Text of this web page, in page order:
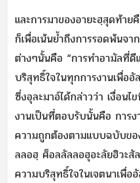
และการมาของอายะฮฺสุดท้าย
ก็เพื่อเน้นย้ำถึงการรอดพ้นจ
ต่างๆนั้นคือ “การทำอามัลที่ดี
บริสุทธิ์ใจในทุกการงานเพื่ออั
ซึ่งอุละมาอ์ได้กล่าวว่า เงื่อนไ
งานเป็นที่ตอบรับนั้นคือ การ
ความถูกต้องตามแบบฉบับขอ
ลลอฮฺ ศ็อลลัลลอฮุอะลัยฮิวะสั
ความบริสุทธิ์ใจในเจตนาเพื่อ